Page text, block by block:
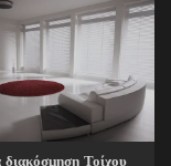
διακόσμηση Τοίχου